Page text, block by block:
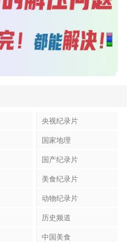
央视纪录片
国家地理
国产纪录片
美食纪录片
动物纪录片
历史频道
中国美食